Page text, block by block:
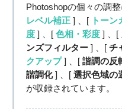
Photoshopの個々の調
レベル補正] 、[ トーン
度] 、[ 色相・彩度] 、[
ンズフィルター] 、[ チ
クアップ] 、[ 諧調の反
諧調化] 、[ 選択色域の
が収録されています。